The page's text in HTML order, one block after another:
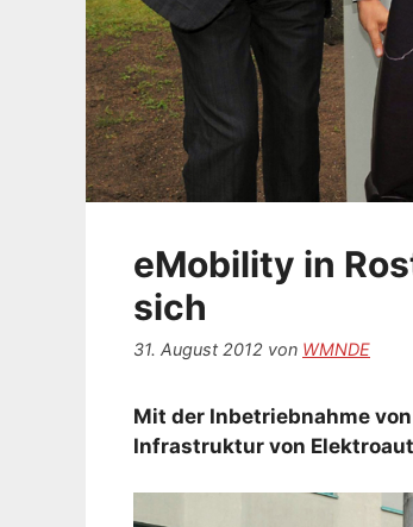
eMobility in
sich
31. August 2012 von WMNDE
Mit der Inbetriebnahme
Infrastruktur von